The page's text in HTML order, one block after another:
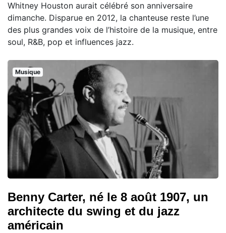
Whitney Houston aurait célébré son anniversaire
dimanche. Disparue en 2012, la chanteuse reste l’une
des plus grandes voix de l’histoire de la musique, entre
soul, R&B, pop et influences jazz.
Musique
Benny Carter, né le 8 août 1907, un
architecte du swing et du jazz
américain